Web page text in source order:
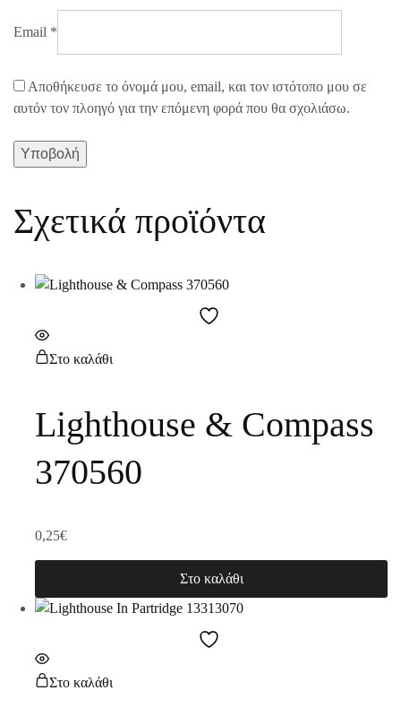
Email *
Αποθήκευσε το όνομά μου, email, και τον ιστότοπο μου σε
αυτόν τον πλοηγό για την επόμενη φορά που θα σχολιάσω.
Σχετικά προϊόντα
Στο καλάθι
Lighthouse & Compass
370560
0,25€
Στο καλάθι
Στο καλάθι